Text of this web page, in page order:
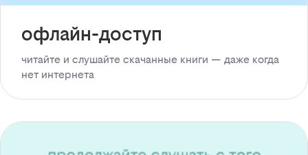
офлайн-доступ
читайте и слушайте скачанные книги — даже когда
нет интернета